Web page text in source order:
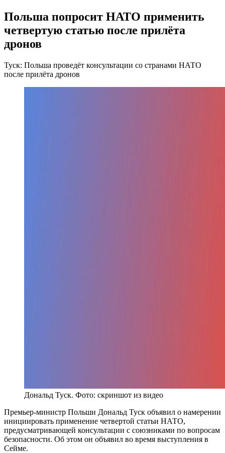
Польша попросит НАТО применить
четвертую статью после прилёта
дронов
Туск: Польша проведёт консультации со странами НАТО
после прилёта дронов
Дональд Туск. Фото: скриншот из видео
Премьер-министр Польши Дональд Туск объявил о намерении
инициировать применение четвертой статьи НАТО,
предусматривающей консультации с союзниками по вопросам
безопасности. Об этом он объявил во время выступления в
Сейме.